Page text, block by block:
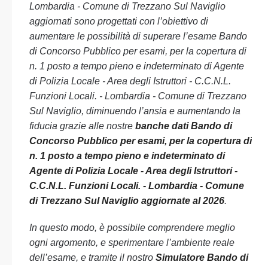
Lombardia - Comune di Trezzano Sul Naviglio
aggiornati sono progettati con l’obiettivo di
aumentare le possibilità di superare l’esame Bando
di Concorso Pubblico per esami, per la copertura di
n. 1 posto a tempo pieno e indeterminato di Agente
di Polizia Locale - Area degli Istruttori - C.C.N.L.
Funzioni Locali. - Lombardia - Comune di Trezzano
Sul Naviglio, diminuendo l’ansia e aumentando la
fiducia grazie alle nostre banche dati Bando di
Concorso Pubblico per esami, per la copertura di
n. 1 posto a tempo pieno e indeterminato di
Agente di Polizia Locale - Area degli Istruttori -
C.C.N.L. Funzioni Locali. - Lombardia - Comune
di Trezzano Sul Naviglio aggiornate al 2026.
In questo modo, è possibile comprendere meglio
ogni argomento, e sperimentare l’ambiente reale
dell’esame, e tramite il nostro Simulatore Bando di